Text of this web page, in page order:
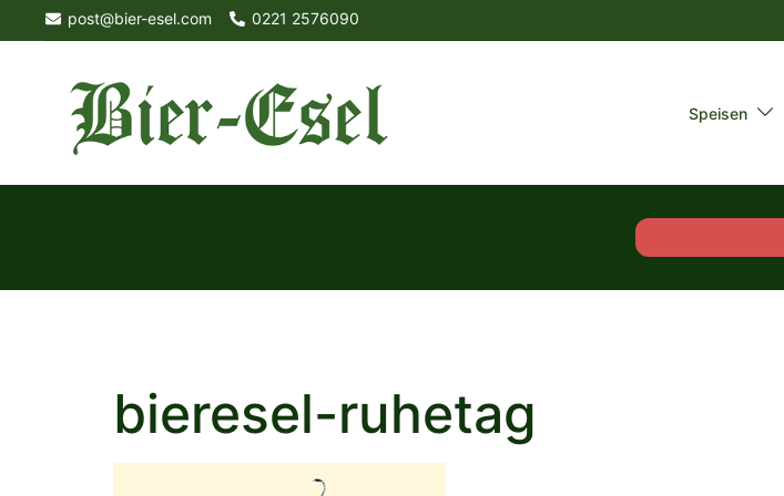
to
post@bier-esel.com 0221 2576090
Speisen
bieresel-ruhetag